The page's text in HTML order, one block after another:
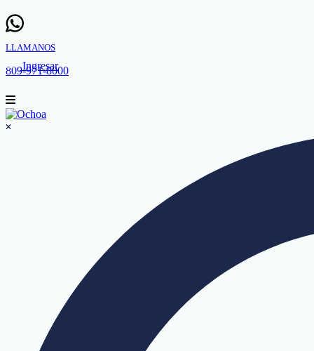
LLAMANOS
809-971-8000
Ingresar